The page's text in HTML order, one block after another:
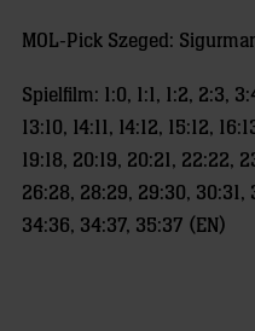
MOL-Pick Szeged:
Spielfilm: 1:0, 1:1, 1:2, 2:3,
13:10, 14:11, 14:12, 15:12,
19:18, 20:19, 20:21, 22:22,
26:28, 28:29, 29:30, 30:31,
34:36, 34:37, 35:37 (EN)